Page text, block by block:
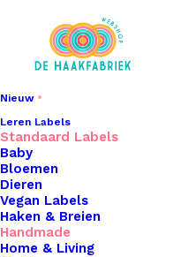
Nieuw
Leren Labels
Standaard Labels
Baby
Bloemen
Dieren
Vegan Labels
Haken & Breien
Handmade
Home & Living